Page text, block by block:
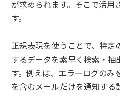
が求められます。そこで活用
す。
正規表現を使うことで、特
するデータを素早く検索・
す。例えば、エラーログのみ
を含むメールだけを通知する